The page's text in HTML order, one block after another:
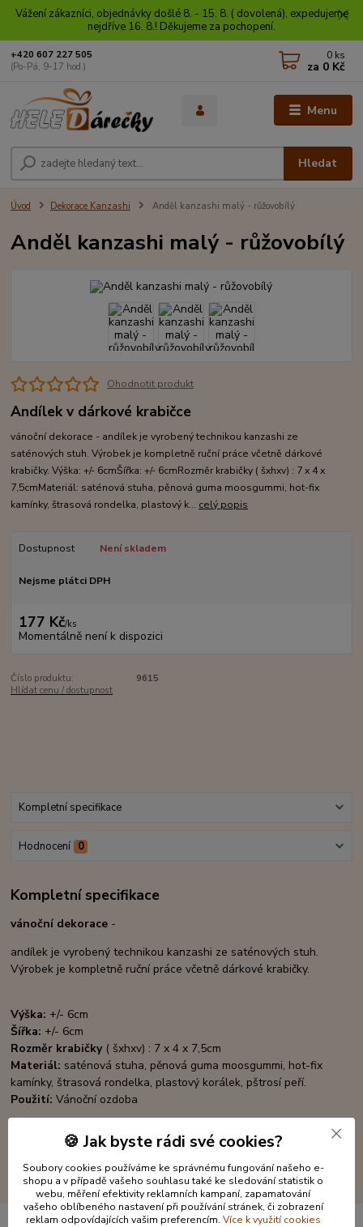
Vážení zákazníci, objednávky došlé 8. - 15. 8. ( dovolená), expedujeme
nejdříve 16. 8.! Děkujeme za pochopení.
Menu
Hledat
+420 607 227 505
(Po-Pá, 9-17 hod.)
0 ks
za 0 Kč
Úvod Dekorace Kanzashi Anděl kanzashi malý - růžovobílý
Anděl kanzashi malý - růžovobílý
Ohodnotit produkt
Andílek v dárkové krabičce
vánoční dekorace - andílek je vyrobený technikou kanzashi ze
saténových stuh. Výrobek je kompletně ruční práce včetně dárkové
krabičky. Výška: +/- 6cmŠířka: +/- 6cmRozměr krabičky ( šxhxv) : 7 x 4 x
7,5cmMateriál: saténová stuha, pěnová guma moosgummi, hot-fix
kamínky, štrasová rondelka, plastový k... celý popis
Dostupnost Není skladem
Nejsme plátci DPH
177 Kč/ks
Momentálně není k dispozici
Číslo produktu:
9615
Hlídat cenu / dostupnost
Kompletní specifikace
Hodnocení 0
Kompletní specifikace
vánoční dekorace -
andílek je vyrobený technikou kanzashi ze saténových stuh.
Výrobek je kompletně ruční práce včetně dárkové krabičky.
Výška: +/- 6cm
Šířka: +/- 6cm
Rozměr krabičky ( šxhxv) : 7 x 4 x 7,5cm
Materiál: saténová stuha, pěnová guma moosgummi, hot-fix
kamínky, štrasová rondelka, plastový korálek, pštrosí peří.
Použití: Vánoční ozdoba
🍪 Jak byste rádi své cookies?
Soubory cookies používáme ke správnému fungování našeho e-
shopu a v případě vašeho souhlasu také ke sledování statistik o
webu, měření efektivity reklamních kampaní, zapamatování
vašeho oblíbeného nastavení při používání stránek, či zobrazení
reklam odpovídajících vašim preferencím. Více k využití cookies